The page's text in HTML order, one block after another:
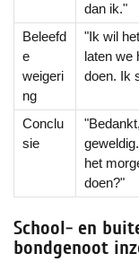
dan ik."
Beleefd
e
weigeri
ng
"Ik wil
laten we
doen. Ik
Conclu
sie
het
doen?"
School- en
bondgenoot